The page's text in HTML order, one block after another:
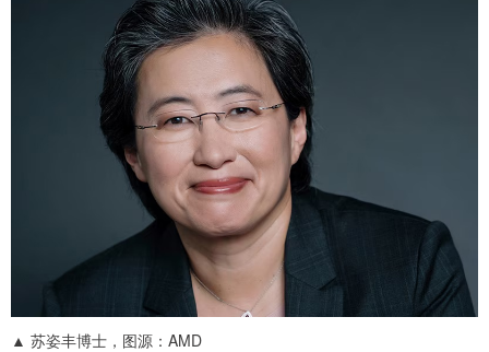
▲ 苏姿丰博士，图源：AMD